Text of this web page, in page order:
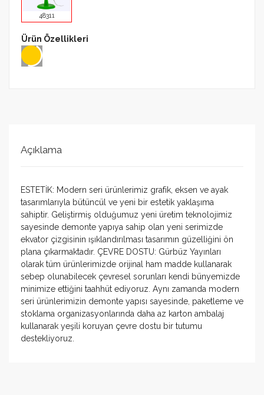
48311
Ürün Özellikleri
Açıklama
ESTETİK: Modern seri ürünlerimiz grafik, eksen ve ayak
tasarımlarıyla bütüncül ve yeni bir estetik yaklaşıma
sahiptir. Geliştirmiş olduğumuz yeni üretim teknolojimiz
sayesinde demonte yapıya sahip olan yeni serimizde
ekvator çizgisinin ışıklandırılması tasarımın güzelliğini ön
plana çıkarmaktadır. ÇEVRE DOSTU: Gürbüz Yayınları
olarak tüm ürünlerimizde orijinal ham madde kullanarak
sebep olunabilecek çevresel sorunları kendi bünyemizde
minimize ettiğini taahhüt ediyoruz. Aynı zamanda modern
seri ürünlerimizin demonte yapısı sayesinde, paketleme ve
stoklama organizasyonlarında daha az karton ambalaj
kullanarak yeşili koruyan çevre dostu bir tutumu
destekliyoruz.